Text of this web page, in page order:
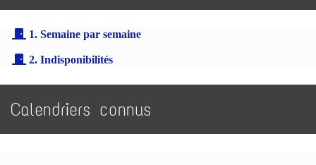
1. Semaine par semaine
2. Indisponibilités
Calendriers connus